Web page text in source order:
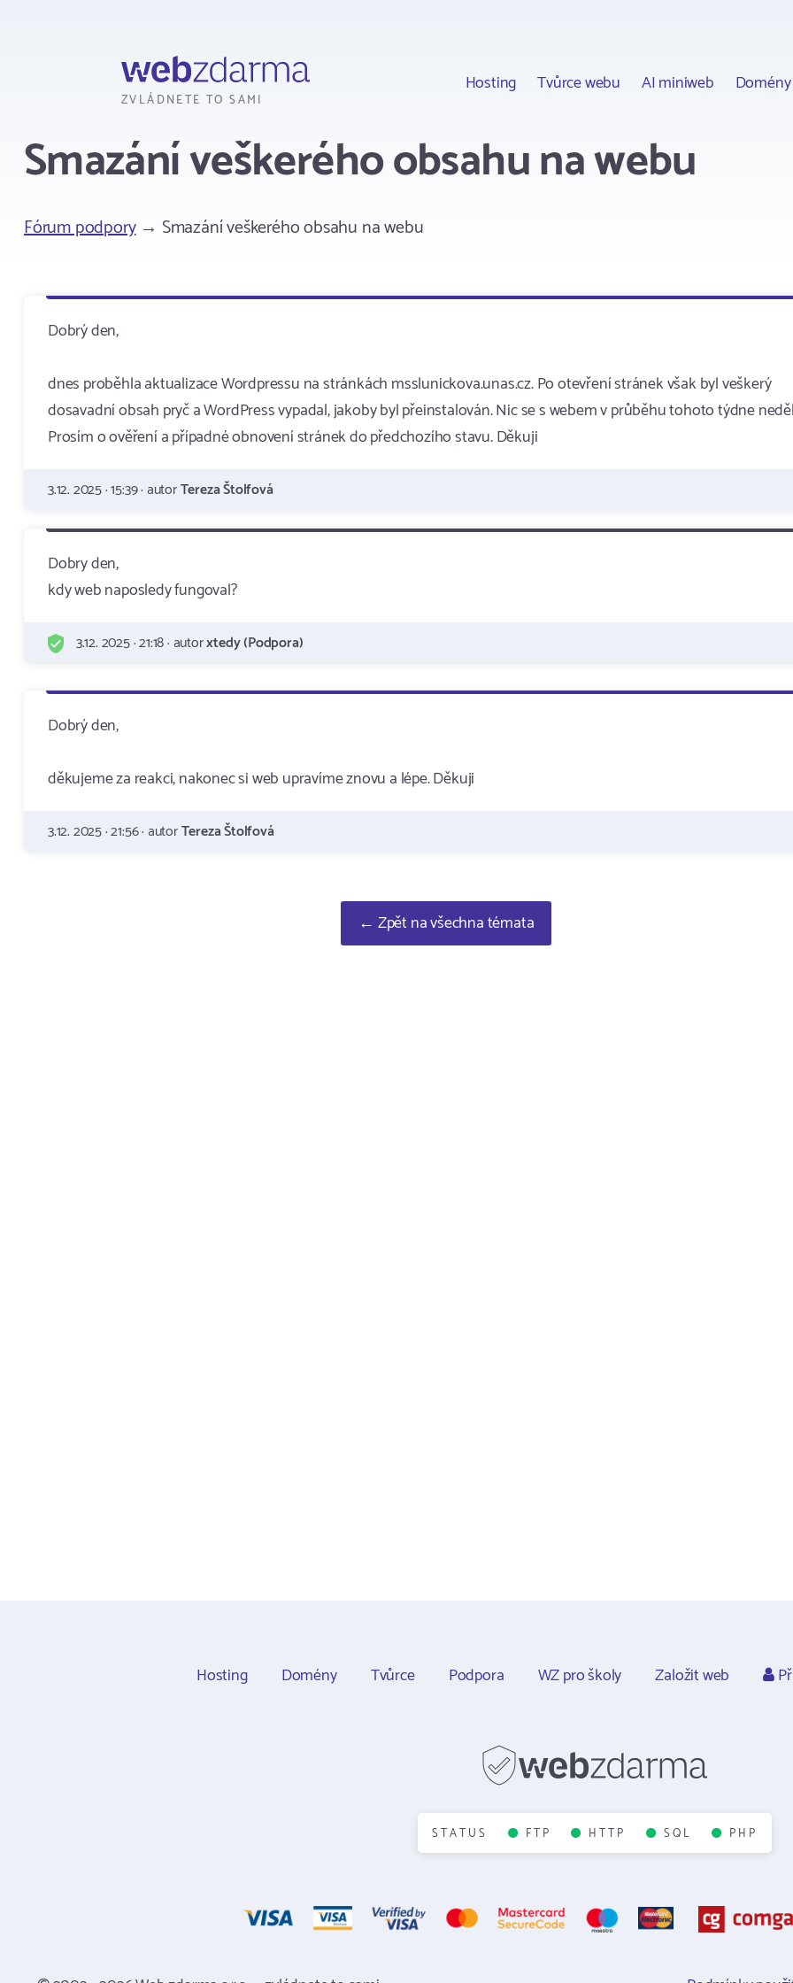
ZVLÁDNETE TO SAMI
Hosting Tvůrce webu AI miniweb Domény
Smazání veškerého obsahu na webu
Fórum podpory→ Smazání veškerého obsahu na webu
Dobrý den,
dnes proběhla aktualizace Wordpressu na stránkách msslunickova.unas.cz. Po otevření stránek však byl veškerý
dosavadní obsah pryč a WordPress vypadal, jakoby byl přeinstalován. Nic se s webem v průběhu tohoto týdne
Prosím o ověření a případné obnovení stránek do předchozího stavu. Děkuji
3.12. 2025 · 15:39 · autorTereza Štolfová
Dobry den,
kdy web naposledy fungoval?
3.12. 2025 · 21:18 · autorxtedy (Podpora)
Dobrý den,
děkujeme za reakci, nakonec si web upravíme znovu a lépe. Děkuji
3.12. 2025 · 21:56 · autorTereza Štolfová
← Zpět na všechna témata
Hosting Domény Tvůrce Podpora WZ pro školy Založit web
STATUS FTP HTTP SQL PHP